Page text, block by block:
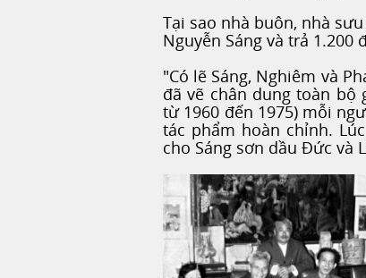
Tại sao nhà buôn, nhà
Nguyễn Sáng và trả
"Có lẽ Sáng, Nghiêm và
đã vẽ chân dung toàn
từ 1960 đến 1975) mỗi
tác phẩm hoàn chỉnh.
cho Sáng sơn dầu Đức và